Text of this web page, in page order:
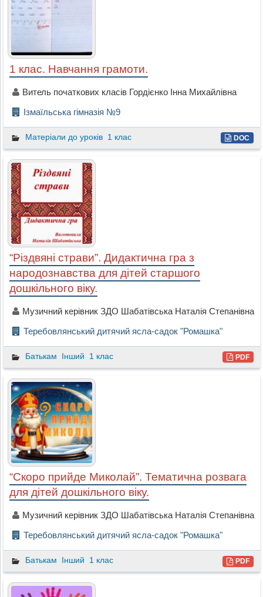
1 клас. Навчання грамоти.
Витель початкових класів Гордієнко Інна Михайлівна
Ізмаїльська гімназія №9
Матеріали до уроків 1 клас DOC
“Різдвяні страви”. Дидактична гра з
народознавства для дітей старшого
дошкільного віку.
Музичний керівник ЗДО Шабатівська Наталія Степанівна
Теребовлянський дитячий ясла-садок "Ромашка"
Батькам Інший 1 клас PDF
“Скоро прийде Миколай”. Тематична розвага
для дітей дошкільного віку.
Музичний керівник ЗДО Шабатівська Наталія Степанівна
Теребовлянський дитячий ясла-садок "Ромашка"
Батькам Інший 1 клас PDF